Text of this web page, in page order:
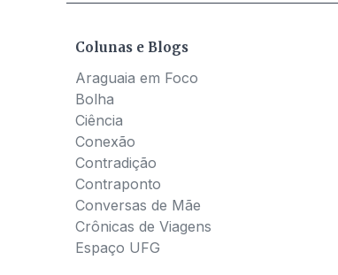
Colunas e Blogs
Araguaia em Foco
Bolha
Ciência
Conexão
Contradição
Contraponto
Conversas de Mãe
Crônicas de Viagens
Espaço UFG